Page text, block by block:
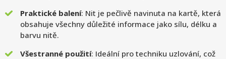
Praktické balení: Nit je pečlivě navinuta na kartě, která
obsahuje všechny důležité informace jako sílu, délku a
barvu nitě.
Všestranné použití: Ideální pro techniku uzlování, což